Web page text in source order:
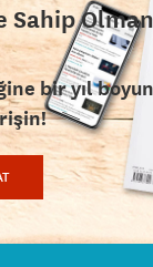
Sahip
bir yıl